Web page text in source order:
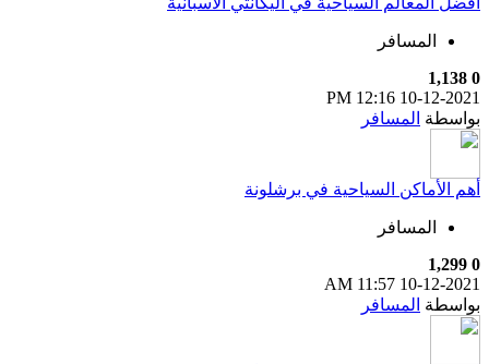
المسافر
0
1,138
10-12-2021
12:16 PM
بواسطة المسافر
أهم الأماكن السياحية في برشلونة
المسافر
0
1,299
10-12-2021
11:57 AM
بواسطة المسافر